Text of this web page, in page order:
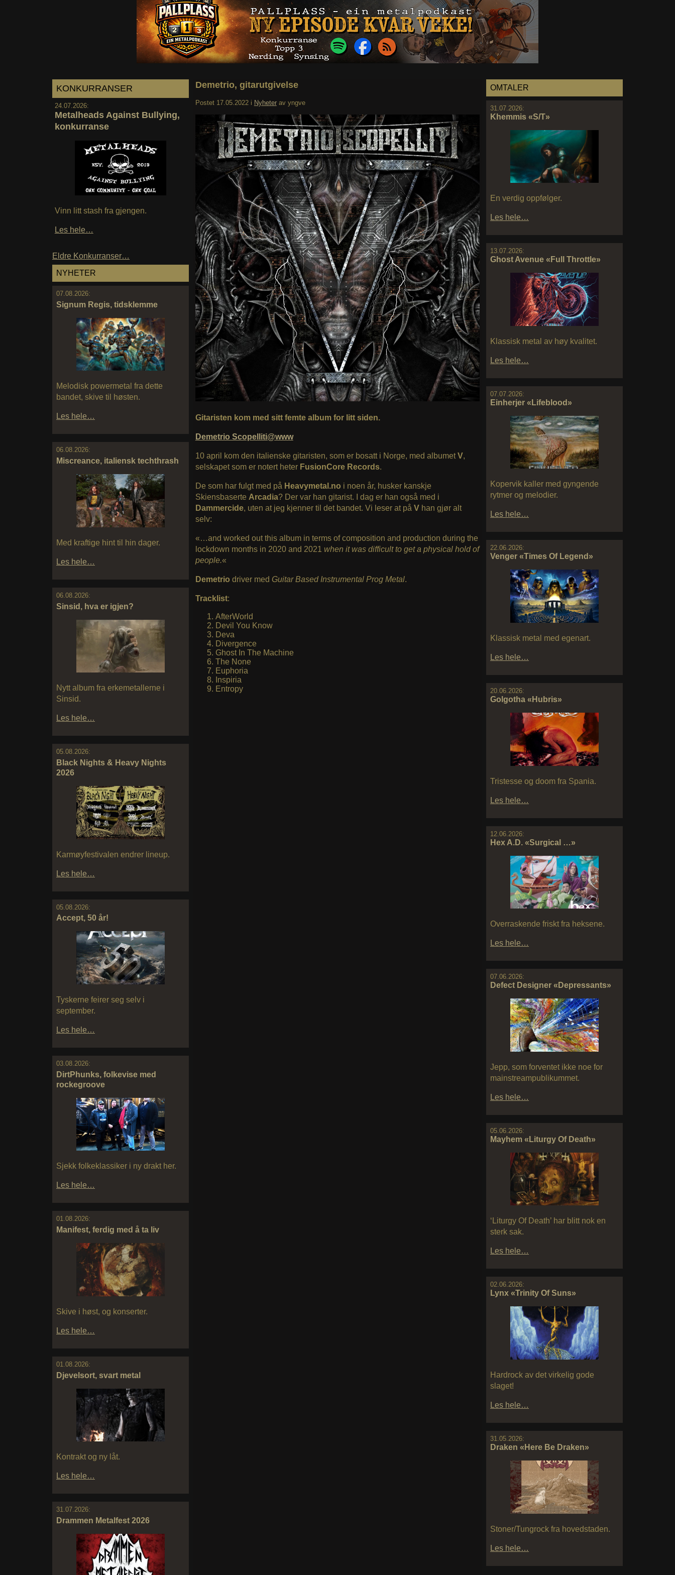
KONKURRANSER
24.07.2026:
Metalheads Against Bullying,
konkurranse
Vinn litt stash fra gjengen.
Les hele…
Eldre Konkurranser…
NYHETER
07.08.2026:
Signum Regis, tidsklemme
Melodisk powermetal fra dette
bandet, skive til høsten.
Les hele…
06.08.2026:
Miscreance, italiensk techthrash
Med kraftige hint til hin dager.
Les hele…
06.08.2026:
Sinsid, hva er igjen?
Nytt album fra erkemetallerne i
Sinsid.
Les hele…
05.08.2026:
Black Nights & Heavy Nights
2026
Karmøyfestivalen endrer lineup.
Les hele…
05.08.2026:
Accept, 50 år!
Tyskerne feirer seg selv i
september.
Les hele…
03.08.2026:
DirtPhunks, folkevise med
rockegroove
Sjekk folkeklassiker i ny drakt her.
Les hele…
01.08.2026:
Manifest, ferdig med å ta liv
Skive i høst, og konserter.
Les hele…
01.08.2026:
Djevelsort, svart metal
Kontrakt og ny låt.
Les hele…
31.07.2026:
Drammen Metalfest 2026
OMTALER
31.07.2026:
Khemmis «S/T»
En verdig oppfølger.
Les hele…
13.07.2026:
Ghost Avenue «Full Throttle»
Klassisk metal av høy kvalitet.
Les hele…
07.07.2026:
Einherjer «Lifeblood»
Kopervik kaller med gyngende
rytmer og melodier.
Les hele…
22.06.2026:
Venger «Times Of Legend»
Klassisk metal med egenart.
Les hele…
20.06.2026:
Golgotha «Hubris»
Tristesse og doom fra Spania.
Les hele…
12.06.2026:
Hex A.D. «Surgical …»
Overraskende friskt fra heksene.
Les hele…
07.06.2026:
Defect Designer «Depressants»
Jepp, som forventet ikke noe for
mainstreampublikummet.
Les hele…
05.06.2026:
Mayhem «Liturgy Of Death»
‘Liturgy Of Death’ har blitt nok en
sterk sak.
Les hele…
02.06.2026:
Lynx «Trinity Of Suns»
Hardrock av det virkelig gode
slaget!
Les hele…
31.05.2026:
Draken «Here Be Draken»
Stoner/Tungrock fra hovedstaden.
Les hele…
Demetrio, gitarutgivelse
Postet 17.05.2022 i Nyheter av yngve
Gitaristen kom med sitt femte album for litt siden.
Demetrio Scopelliti@www
10 april kom den italienske gitaristen, som er bosatt i Norge, med albumetV,
selskapet som er notert heter FusionCore Records.
De som har fulgt med på Heavymetal.no i noen år, husker kanskje
Skiensbaserte Arcadia? Der var han gitarist. I dag er han også med i
Dammercide, uten at jeg kjenner til det bandet. Vi leser at på V han gjør alt
selv:
«…and worked out this album in terms of composition and production during the
lockdown months in 2020 and 2021 when it was difficult to get a physical hold of
people.«
Demetrio driver med Guitar Based Instrumental Prog Metal.
Tracklist:
AfterWorld
Devil You Know
Deva
Divergence
Ghost In The Machine
The None
Euphoria
Inspiria
Entropy